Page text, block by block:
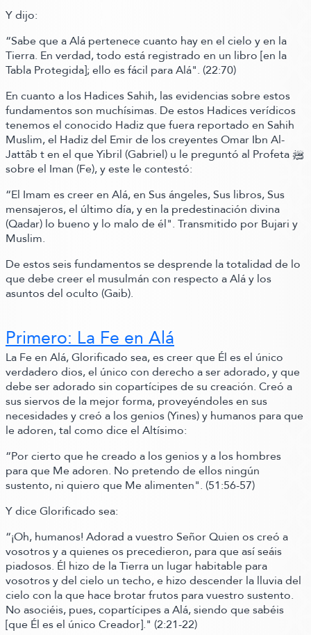
Y dijo:
“Sabe que a Alá pertenece cuanto hay en el cielo y en la
Tierra. En verdad, todo está registrado en un libro[en la
Tabla Protegida]; ello es fácil para Alá". (22:70)
En cuanto a los Hadices Sahih, las evidencias sobre estos
fundamentos son muchísimas. De estos Hadices verídicos
tenemos el conocido Hadiz que fuera reportado en Sahih
Muslim, el Hadiz del Emir de los creyentes Omar Ibn Al-
Jattâb t en el que Yibril (Gabriel)u le preguntó al Profeta ﷺ‬
sobre el Iman (Fe),y este le contestó:
“El Imam es creer en Alá, en Sus ángeles, Sus libros, Sus
mensajeros, el último día, y en la predestinación divina
(Qadar)lo bueno y lo malo de él". Transmitido por Bujari y
Muslim.
De estos seis fundamentos se desprende la totalidad de lo
que debe creer el musulmán con respecto a Alá y los
asuntos del oculto (Gaib).
Primero: La Fe en Alá
La Fe en Alá, Glorificado sea, es creer que Él es el único
verdadero dios, el único con derecho a ser adorado, y que
debe ser adorado sin copartícipes de su creación. Creó a
sus siervos de la mejor forma, proveyéndoles en sus
necesidades y creó a los genios(Yines)y humanos para que
le adoren,tal como dice el Altísimo:
“Por cierto que he creado a los genios y a los hombres
para que Me adoren. No pretendo de ellos ningún
sustento, ni quiero que Me alimenten". (51:56-57)
Y dice Glorificado sea:
“¡Oh, humanos! Adorad a vuestro Señor Quien os creó a
vosotros y a quienes os precedieron, para que así seáis
piadosos. Él hizo de la Tierra un lugar habitable para
vosotros y del cielo un techo, e hizo descender la lluvia del
cielo con la que hace brotar frutos para vuestro sustento.
No asociéis, pues, copartícipes a Alá, siendo que sabéis
[que Él es el único Creador]." (2:21-22)